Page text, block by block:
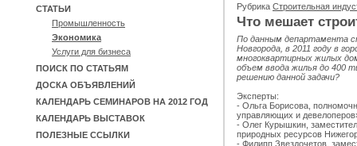
СТАТЬИ
Промышленность
Экономика
Услуги для бизнеса
ПОИСК ПО СТАТЬЯМ
ДОСКА ОБЪЯВЛЕНИЙ
КАЛЕНДАРЬ СЕМИНАРОВ НА 2012 ГОД
КАЛЕНДАРЬ ВЫСТАВОК
ПОЛЕЗНЫЕ ССЫЛКИ
Рубрика Строительная
Что мешает
По данным департамента
Новгорода, в 2011 году в
многоквартирных жилых
объем ввода жилья до 400
решению данной задачи?
Эксперты:
- Ольга Борисова,
управляющих и
- Олег Курышкин,
природных ресурсов
- Филипп Звездочетов,